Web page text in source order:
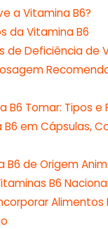
a Vitamina B6?
da Vitamina B6
de Deficiência de
B6 Tomar: Tipos e
B6 em Cápsulas,
B6 de Origem
B6
Alimentos